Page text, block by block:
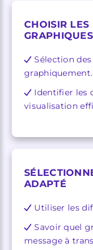
CHOISIR
GRAPHIQUES
Sélection
graphiquement.
Identifier les
visualisation
ADAPTÉ
Utiliser les
Savoir quel
message à